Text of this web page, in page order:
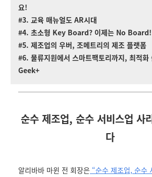
요!
#3. 교육 매뉴얼도 AR시대
#4. 초소형 Key Board? 이제는 No Board!
#5. 제조업의 우버, 조메트리의 제조 플랫폼
#6. 물류지원에서 스마트팩토리까지, 최적화
Geek+
순수 제조업, 순수 서비스업 사
다
알리바바 마윈 전 회장은 “순수 제조업, 순수